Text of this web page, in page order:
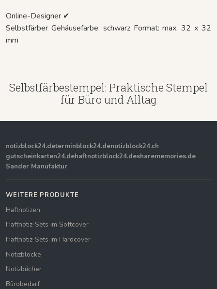
Online-Designer ✔
Selbstfärber Gehäusefarbe: schwarz Format: max. 32 x 32
mm
Selbstfärbestempel: Praktische Stempel
für Büro und Alltag
notizblock24.determinblock24.denotizblock24.ch
gutscheinkarten24.dehaftnotizblock24.desharememories.de
Sander Manufaktur
WEITERE PRODUKTE
Haftnotizen
Haftnotiz-Sets im Softcover
Haftnotiz-Sets im Hardcover
Notizblöcke
Notizbücher
Bürobedarf